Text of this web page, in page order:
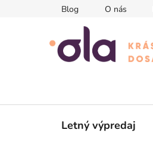
Blog O nás
Letný výpredaj